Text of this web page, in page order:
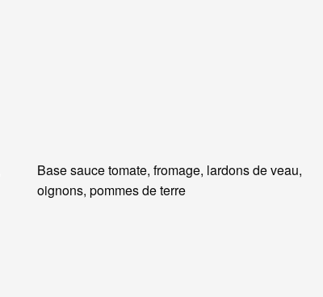
Base sauce tomate, fromage, lardons de veau,
oignons, pommes de terre